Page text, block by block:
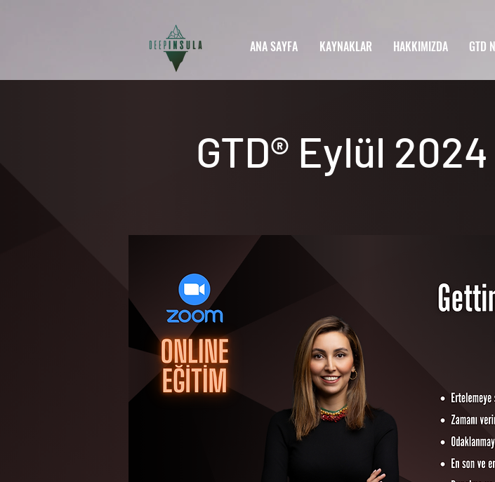
ANA SAYFA KAYNAKLAR HAKKIMIZDA GTD
GTD® Eylül